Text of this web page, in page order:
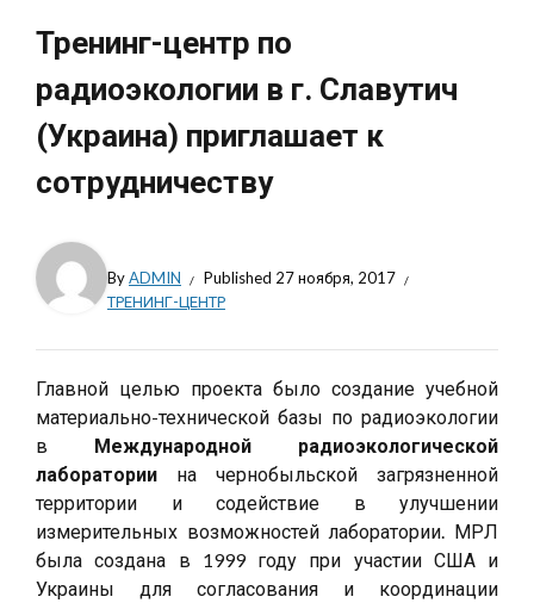
Тренинг-центр по
радиоэкологии в г. Славутич
(Украина) приглашает к
сотрудничеству
ByADMIN Published 27 ноября, 2017
ТРЕНИНГ-ЦЕНТР
Главной целью проекта было создание учебной
материально-технической базы по радиоэкологии
в Международной радиоэкологической
лаборатории на чернобыльской загрязненной
территории и содействие в улучшении
измерительных возможностей лаборатории. МРЛ
была создана в 1999 году при участии США и
Украины для согласования и координации